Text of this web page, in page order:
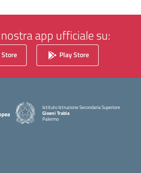
app ufficiale su:
Play Store
Istituto Istruzione Secondaria Superiore
Gioeni Trabia
Palermo